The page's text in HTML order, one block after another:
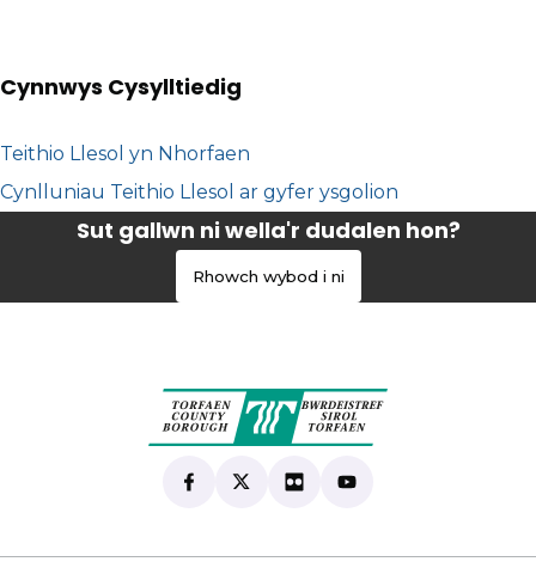
Cynnwys Cysylltiedig
Teithio Llesol yn Nhorfaen
Cynlluniau Teithio Llesol ar gyfer ysgolion
Sut gallwn ni wella'r dudalen hon?
Rhowch wybod i ni
Find us on Facebook
(yn agor mewn tab newydd)
Follow us on X
(yn agor mewn tab newydd)
View our Flickr
(yn agor mewn tab
Subscribe to our
(yn agor mewn tab